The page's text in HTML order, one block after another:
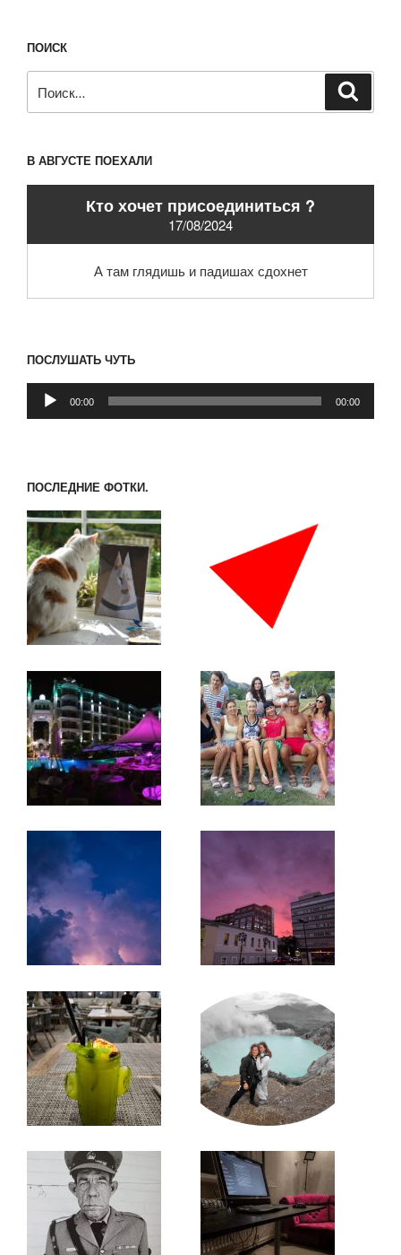
ПОИСК
В АВГУСТЕ ПОЕХАЛИ
Кто хочет присоединиться ?
17/08/2024
А там глядишь и падишах сдохнет
ПОСЛУШАТЬ ЧУТЬ
Аудиоплеер
00:00 00:00
ПОСЛЕДНИЕ ФОТКИ.